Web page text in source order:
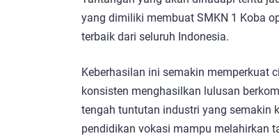
yang dimiliki membuat SMKN 1 Koba
terbaik dari seluruh Indonesia.
Keberhasilan ini semakin memperkuat
konsisten menghasilkan lulusan
tengah tuntutan industri yang semakin
pendidikan vokasi mampu melahirkan